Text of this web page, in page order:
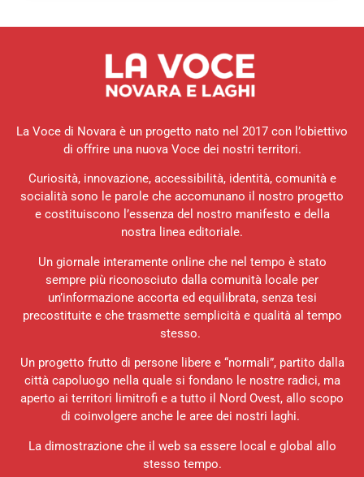
La Voce di Novara è un progetto nato nel 2017 con l’obiettivo
di offrire una nuova Voce dei nostri territori.
Curiosità, innovazione, accessibilità, identità, comunità e
socialità sono le parole che accomunano il nostro progetto
e costituiscono l’essenza del nostro manifesto e della
nostra linea editoriale.
Un giornale interamente online che nel tempo è stato
sempre più riconosciuto dalla comunità locale per
un’informazione accorta ed equilibrata, senza tesi
precostituite e che trasmette semplicità e qualità al tempo
stesso.
Un progetto frutto di persone libere e “normali”, partito dalla
città capoluogo nella quale si fondano le nostre radici, ma
aperto ai territori limitrofi e a tutto il Nord Ovest, allo scopo
di coinvolgere anche le aree dei nostri laghi.
La dimostrazione che il web sa essere local e global allo
stesso tempo.